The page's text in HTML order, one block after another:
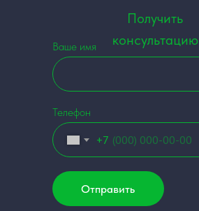
Получить
консультацию
Ваше имя
Телефон
+7
Отправить